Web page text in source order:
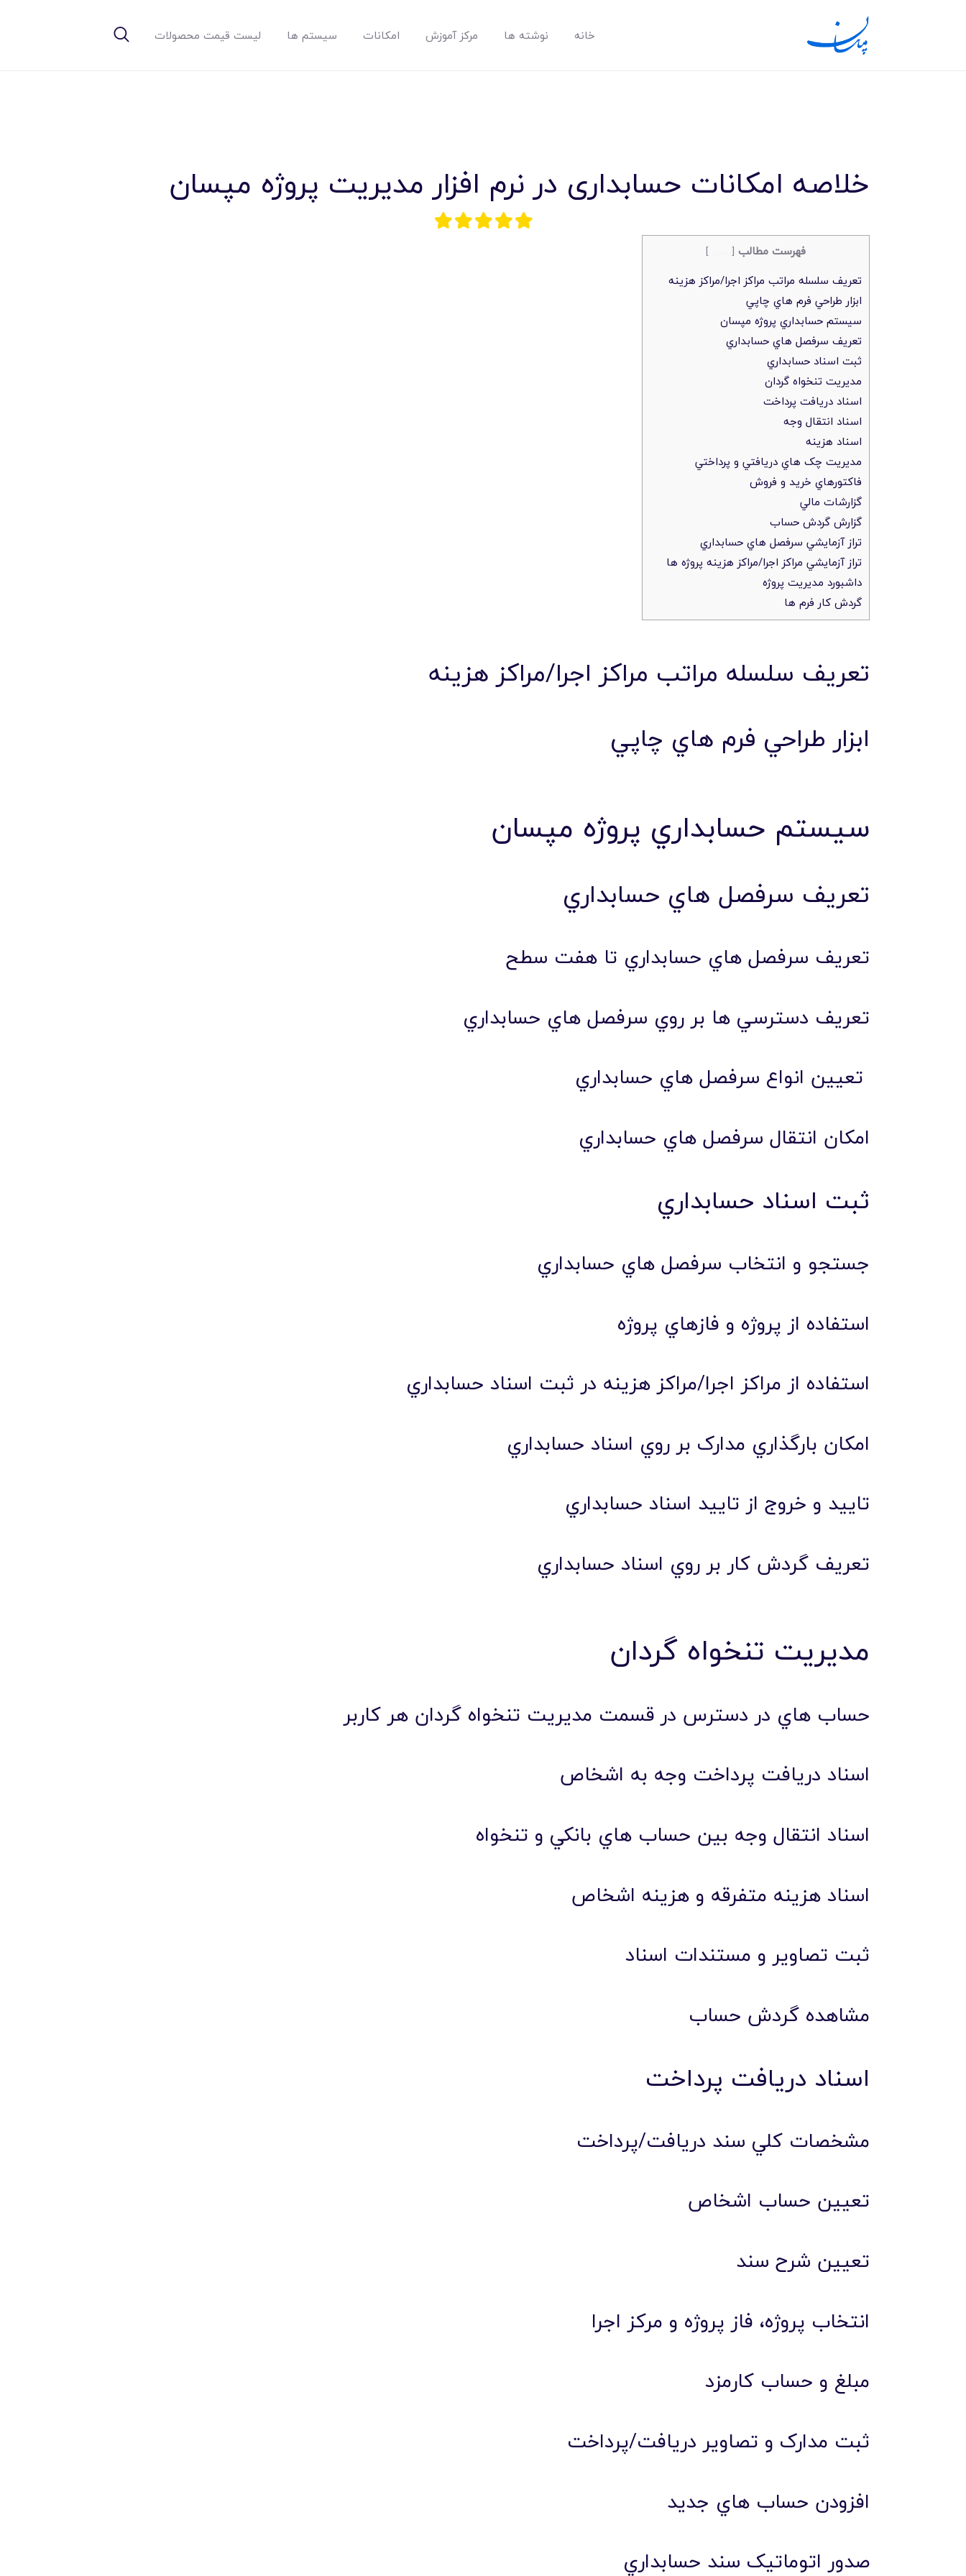
خانه نوشته ها مرکز آموزش امکانات سیستم ها لیست قیمت محصولات
خانه
خلاصه امکانات حسابداری در نرم افزار مديريت پروژه مپسان
فهرست مطالب [ بستن]
تعريف سلسله مراتب مراکز اجرا/مراکز هزينه
ابزار طراحي فرم هاي چاپي
سيستم حسابداري پروژه مپسان
تعريف سرفصل هاي حسابداري
ثبت اسناد حسابداري
مديريت تنخواه گردان
اسناد دريافت پرداخت
اسناد انتقال وجه
اسناد هزينه
مديريت چک هاي دريافتي و پرداختي
فاکتورهاي خريد و فروش
گزارشات مالي
گزارش گردش حساب
تراز آزمايشي سرفصل هاي حسابداري
تراز آزمايشي مراکز اجرا/مراکز هزينه پروژه ها
داشبورد مديريت پروژه
گردش کار فرم ها
تعريف سلسله مراتب مراکز اجرا/مراکز هزينه
ابزار طراحي فرم هاي چاپي
سيستم حسابداري پروژه مپسان
تعريف سرفصل هاي حسابداري
تعريف سرفصل هاي حسابداري تا هفت سطح
تعريف دسترسي ها بر روي سرفصل هاي حسابداري
تعيين انواع سرفصل هاي حسابداري
امکان انتقال سرفصل هاي حسابداري
ثبت اسناد حسابداري
جستجو و انتخاب سرفصل هاي حسابداري
استفاده از پروژه و فازهاي پروژه
استفاده از مراکز اجرا/مراکز هزينه در ثبت اسناد حسابداري
امکان بارگذاري مدارک بر روي اسناد حسابداري
تاييد و خروج از تاييد اسناد حسابداري
تعريف گردش کار بر روي اسناد حسابداري
مديريت تنخواه گردان
حساب هاي در دسترس در قسمت مديريت تنخواه گردان هر کاربر
اسناد دريافت پرداخت وجه به اشخاص
اسناد انتقال وجه بين حساب هاي بانکي و تنخواه
اسناد هزينه متفرقه و هزينه اشخاص
ثبت تصاوير و مستندات اسناد
مشاهده گردش حساب
اسناد دريافت پرداخت
مشخصات کلي سند دريافت/پرداخت
تعيين حساب اشخاص
تعيين شرح سند
انتخاب پروژه، فاز پروژه و مرکز اجرا
مبلغ و حساب کارمزد
ثبت مدارک و تصاوير دريافت/پرداخت
افزودن حساب هاي جديد
صدور اتوماتيک سند حسابداري